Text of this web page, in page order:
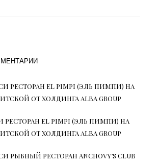
РЕСТОРАН EL PIMPI (ЭЛЬ ПИМПИ) НА
ОТ ХОЛДИНГА ALBA GROUP
РЕСТОРАН EL PIMPI (ЭЛЬ ПИМПИ) НА
ОТ ХОЛДИНГА ALBA GROUP
РЫБНЫЙ РЕСТОРАН ANCHOVY’S CLUB